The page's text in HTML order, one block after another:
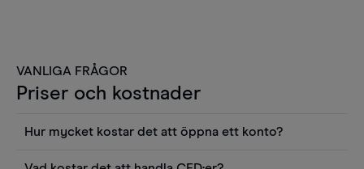
VANLIGA FRÅGOR
Priser och kostnader
Hur mycket kostar det att öppna ett konto?